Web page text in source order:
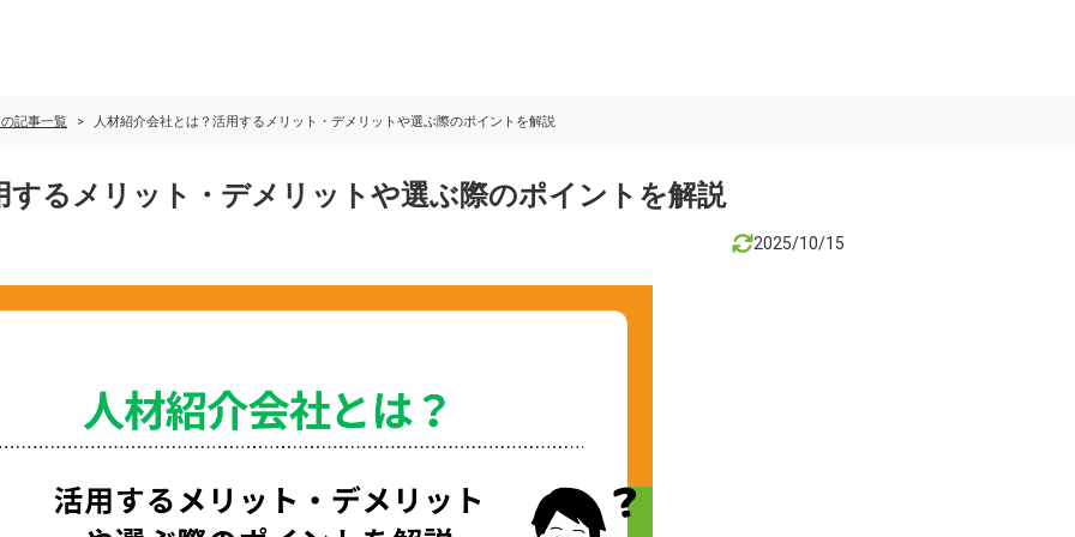
記事一覧​ 人材紹介会社とは？活用するメリット・デメリットや選ぶ際のポイントを解説
するメリット・デメリットや選ぶ際のポイントを解説
2025/10/15